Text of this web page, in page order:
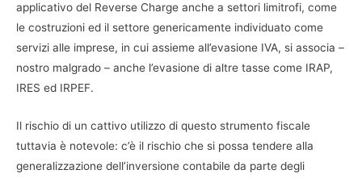
applicativo del Reverse Charge anche a settori limitrofi, come
le costruzioni ed il settore genericamente individuato come
servizi alle imprese, in cui assieme all’evasione IVA, si associa –
nostro malgrado – anche l’evasione di altre tasse come IRAP,
IRES ed IRPEF.
Il rischio di un cattivo utilizzo di questo strumento fiscale
tuttavia è notevole: c’è il rischio che si possa tendere alla
generalizzazione dell’inversione contabile da parte degli